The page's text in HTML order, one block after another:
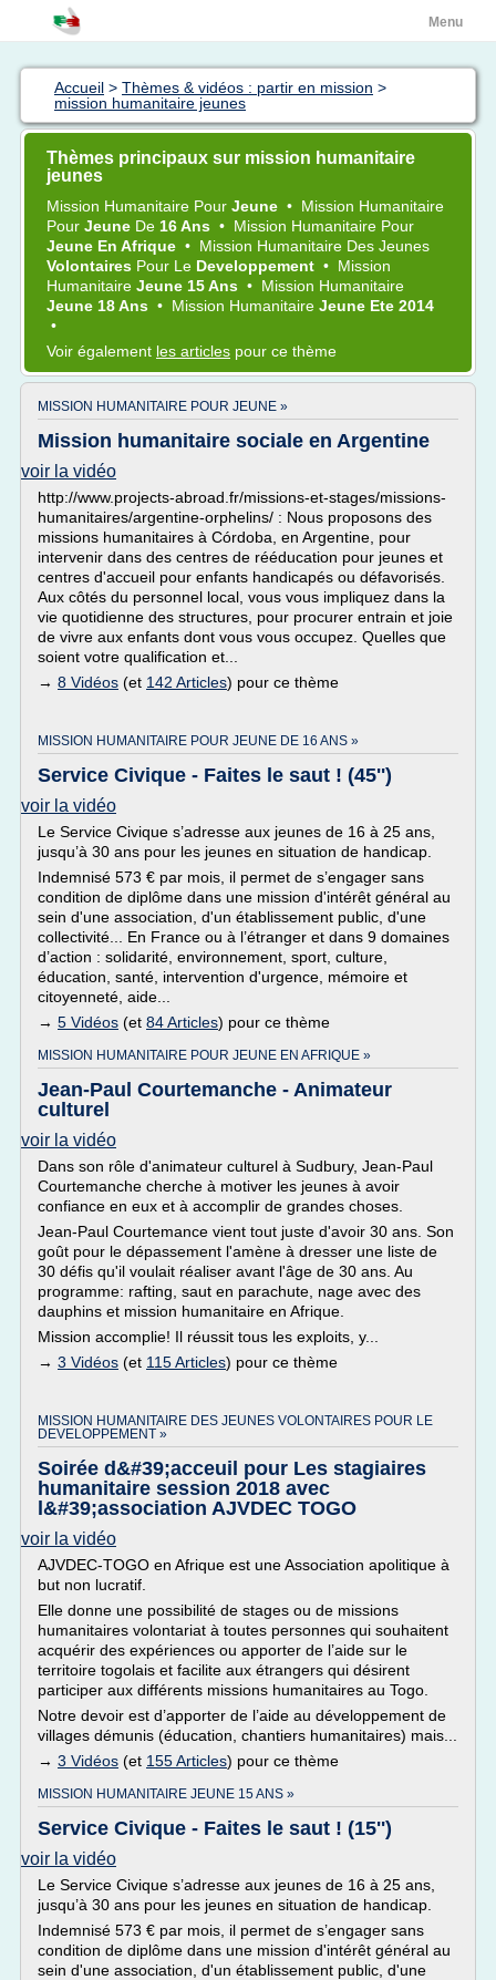
Menu
Accueil > Thèmes & vidéos : partir en mission >
mission humanitaire jeunes
Thèmes principaux sur mission humanitaire
jeunes
Mission Humanitaire Pour Jeune • Mission Humanitaire
Pour Jeune De 16 Ans • Mission Humanitaire Pour
Jeune En Afrique • Mission Humanitaire Des Jeunes
Volontaires Pour Le Developpement • Mission
Humanitaire Jeune 15 Ans • Mission Humanitaire
Jeune 18 Ans • Mission Humanitaire Jeune Ete 2014
•
Voir également les articles pour ce thème
MISSION HUMANITAIRE POUR JEUNE »
Mission humanitaire sociale en Argentine
voir la vidéo
http://www.projects-abroad.fr/missions-et-stages/missions-
humanitaires/argentine-orphelins/ : Nous proposons des
missions humanitaires à Córdoba, en Argentine, pour
intervenir dans des centres de rééducation pour jeunes et
centres d'accueil pour enfants handicapés ou défavorisés.
Aux côtés du personnel local, vous vous impliquez dans la
vie quotidienne des structures, pour procurer entrain et joie
de vivre aux enfants dont vous vous occupez. Quelles que
soient votre qualification et...
→ 8 Vidéos (et 142 Articles) pour ce thème
MISSION HUMANITAIRE POUR JEUNE DE 16 ANS »
Service Civique - Faites le saut ! (45'')
voir la vidéo
Le Service Civique s’adresse aux jeunes de 16 à 25 ans,
jusqu’à 30 ans pour les jeunes en situation de handicap.
Indemnisé 573 € par mois, il permet de s’engager sans
condition de diplôme dans une mission d'intérêt général au
sein d'une association, d'un établissement public, d'une
collectivité... En France ou à l’étranger et dans 9 domaines
d’action : solidarité, environnement, sport, culture,
éducation, santé, intervention d'urgence, mémoire et
citoyenneté, aide...
→ 5 Vidéos (et 84 Articles) pour ce thème
MISSION HUMANITAIRE POUR JEUNE EN AFRIQUE »
Jean-Paul Courtemanche - Animateur
culturel
voir la vidéo
Dans son rôle d'animateur culturel à Sudbury, Jean-Paul
Courtemanche cherche à motiver les jeunes à avoir
confiance en eux et à accomplir de grandes choses.
Jean-Paul Courtemance vient tout juste d'avoir 30 ans. Son
goût pour le dépassement l'amène à dresser une liste de
30 défis qu'il voulait réaliser avant l'âge de 30 ans. Au
programme: rafting, saut en parachute, nage avec des
dauphins et mission humanitaire en Afrique.
Mission accomplie! Il réussit tous les exploits, y...
→ 3 Vidéos (et 115 Articles) pour ce thème
MISSION HUMANITAIRE DES JEUNES VOLONTAIRES POUR LE
DEVELOPPEMENT »
Soirée d&#39;acceuil pour Les stagiaires
humanitaire session 2018 avec
l&#39;association AJVDEC TOGO
voir la vidéo
AJVDEC-TOGO en Afrique est une Association apolitique à
but non lucratif.
Elle donne une possibilité de stages ou de missions
humanitaires volontariat à toutes personnes qui souhaitent
acquérir des expériences ou apporter de l’aide sur le
territoire togolais et facilite aux étrangers qui désirent
participer aux différents missions humanitaires au Togo.
Notre devoir est d’apporter de l’aide au développement de
villages démunis (éducation, chantiers humanitaires) mais...
→ 3 Vidéos (et 155 Articles) pour ce thème
MISSION HUMANITAIRE JEUNE 15 ANS »
Service Civique - Faites le saut ! (15'')
voir la vidéo
Le Service Civique s’adresse aux jeunes de 16 à 25 ans,
jusqu’à 30 ans pour les jeunes en situation de handicap.
Indemnisé 573 € par mois, il permet de s’engager sans
condition de diplôme dans une mission d'intérêt général au
sein d'une association, d'un établissement public, d'une